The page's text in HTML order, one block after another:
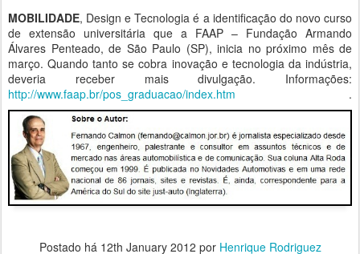
MOBILIDADE, Design e Tecnologia é a identificação do novo curso
de extensão universitária que a FAAP – Fundação Armando
Álvares Penteado, de São Paulo (SP), inicia no próximo mês de
março. Quando tanto se cobra inovação e tecnologia da indústria,
deveria receber mais divulgação. Informações:
http://www.faap.br/pos_graduacao/index.htm .
Postado há 12th January 2012 por Henrique Rodriguez